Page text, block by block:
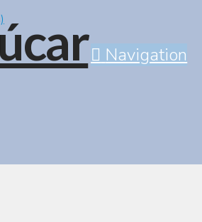
Navigation